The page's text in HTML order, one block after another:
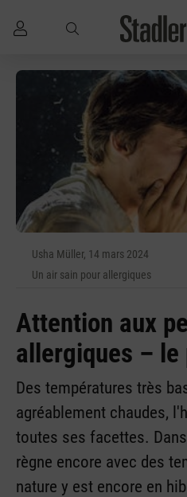
Passer au contenu principal
Usha Müller, 14 mars 2024
Un air sain pour allergiques
Attention aux
allergiques – le
Des températures très
agréablement chaudes,
toutes ses facettes.
règne encore avec des
nature y est encore en